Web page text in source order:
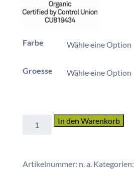
Farbe
Groesse
In den Warenkorb
Artikelnummer: n. a. Kategorien: